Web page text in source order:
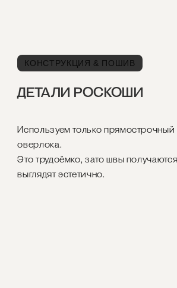
КОНСТРУКЦИЯ & ПОШИВ
ДЕТАЛИ РОСКОШИ
Используем только прямострочный
оверлока.
Это трудоёмко, зато швы
выглядят эстетично.